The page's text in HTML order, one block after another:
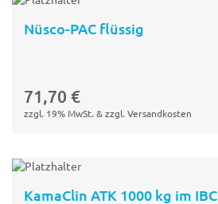
Nüsco-PAC flüssig
71,70 €
zzgl. 19% MwSt. & zzgl. Versandkosten
KamaClin ATK 1000 kg im IBC